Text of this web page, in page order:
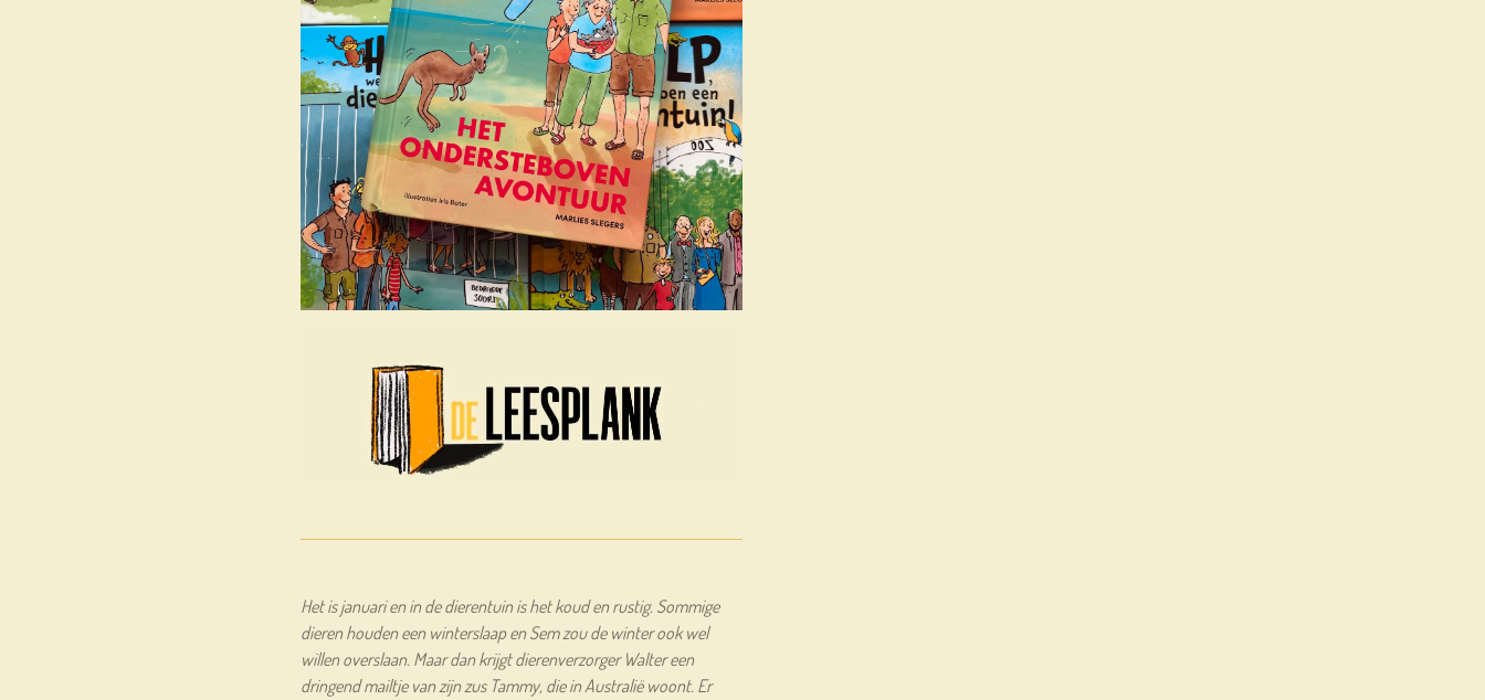
Het is januari en in de dierentuin is het koud en rustig. Sommige
dieren houden een winterslaap en Sem zou de winter ook wel
willen overslaan. Maar dan krijgt dierenverzorger Walter een
dringend mailtje van zijn zus Tammy, die in Australië woont. Er